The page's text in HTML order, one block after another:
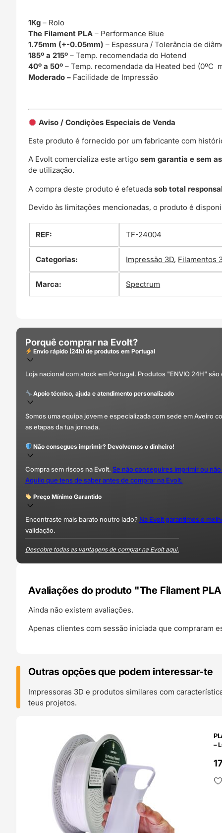
1Kg – Rolo
The Filament PLA– Performance Blue
1.75mm (+-0.05mm)– Espessura / Tolerância de
185º a 215º– Temp. recomendada do Hotend
40º a 50º– Temp. recomendada da Heated bed (0ºC
Moderado – Facilidade de Impressão
Aviso / Condições Especiais de Venda
Este produto é fornecido por um fabricante com
A Evolt comercializa este artigosem garantia e sem
de utilização.
A compra deste produto é efetuadasob total
Devido às limitações mencionadas, o produto é
REF: TF-24004
Categorias: Impressão 3D, Filamentos
Marca: Spectrum
Porquê comprar na Evolt?
Envio rápido (24h) de produtos em Portugal
Loja nacional com stock em Portugal. Produtos "ENVIO 24H"
Apoio técnico, ajuda e atendimento personalizado
Somos uma equipa jovem e especializada com sede em Aveiro
as etapas da tua jornada.
Não consegues imprimir? Devolvemos o dinheiro!
Compra sem riscos na Evolt. Se não conseguires imprimir ou
Aquilo que tens de saber antes de comprar na Evolt.
Preço Mínimo Garantido
Encontraste mais barato noutro lado? Na Evolt garantimos o
validação.
Descobre todas as vantagens de comprar na Evolt aqui.
Avaliações do produto "The Filament
Ainda não existem avaliações.
Apenas clientes com sessão iniciada que compraram
Outras opções que podem interessar-te
Impressoras 3D e produtos similares com
teus projetos.
–